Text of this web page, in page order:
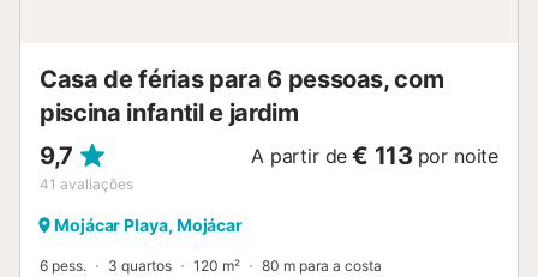
Casa de férias para 6 pessoas, com
piscina infantil e jardim
9,7
41 avaliações
A partir de € 113 por noite
Mojácar Playa, Mojácar
6 pess. 3 quartos 120 m² 80 m para a costa